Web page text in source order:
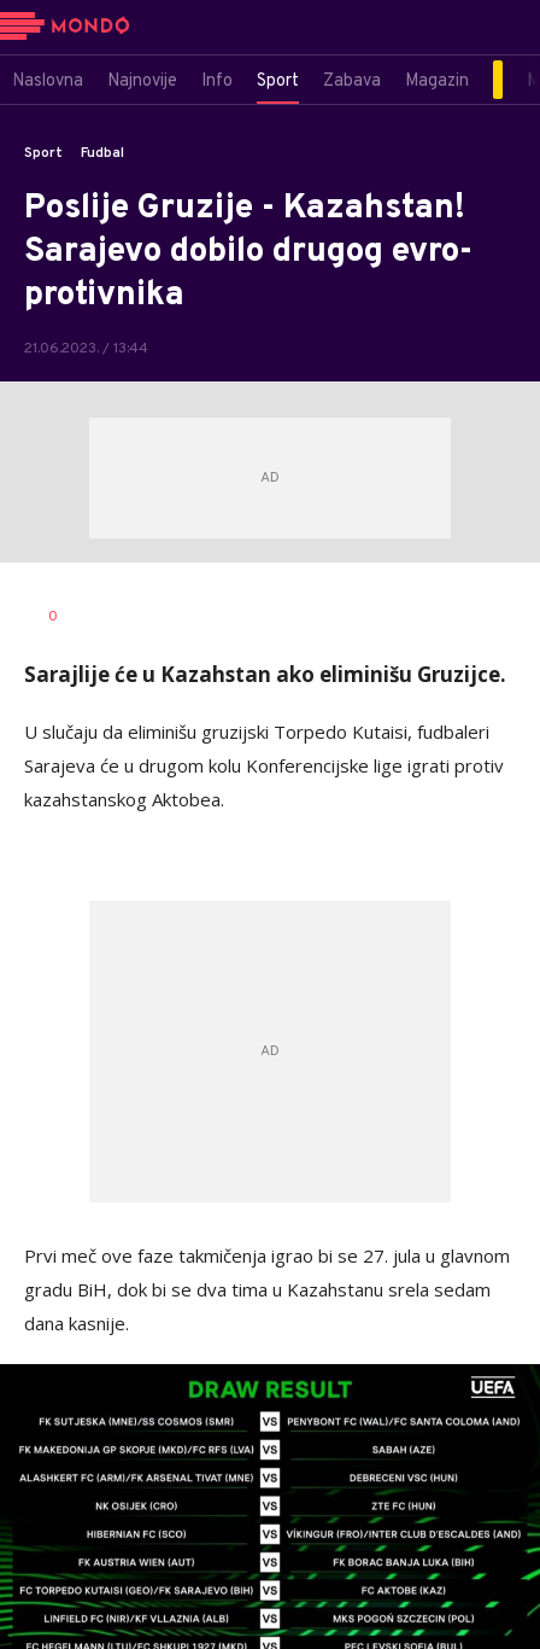
Naslovna Najnovije Info Sport Zabava Magazin
Sport Fudbal
Poslije Gruzije - Kazahstan!
Sarajevo dobilo drugog evro-
protivnika
21.06.2023. / 13:44
AUTOR
0
Sarajlije će u Kazahstan ako eliminišu Gruzijce.
U slučaju da eliminišu gruzijski Torpedo Kutaisi, fudbaleri
Sarajeva će u drugom kolu Konferencijske lige igrati protiv
kazahstanskog Aktobea.
Prvi meč ove faze takmičenja igrao bi se 27. jula u glavnom
gradu BiH, dok bi se dva tima u Kazahstanu srela sedam
dana kasnije.